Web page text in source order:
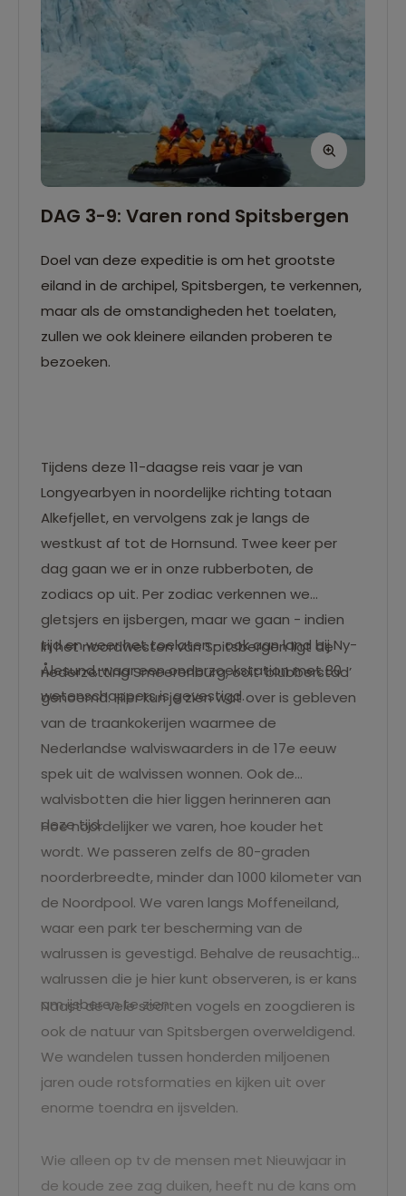
DAG 3-9: Varen rond Spitsbergen
Doel van deze expeditie is om het grootste
eiland in de archipel, Spitsbergen, te verkennen,
maar als de omstandigheden het toelaten,
zullen we ook kleinere eilanden proberen te
bezoeken.
Tijdens deze 11-daagse reis vaar je van
Longyearbyen in noordelijke richting totaan
Alkefjellet, en vervolgens zak je langs de
westkust af tot de Hornsund. Twee keer per
dag gaan we er in onze rubberboten, de
zodiacs op uit. Per zodiac verkennen we
gletsjers en ijsbergen, maar we gaan - indien
tijd en weer het toelaten - ook aan land bij Ny-
Ålesund, waar een onderzoekstation met 80
wetenschappers is gevestigd.
In het noordwesten van Spitsbergen ligt de
nederzetting Smeerenburg, ooit ‘blubberstad’
genoemd. Hier kun je zien wat over is gebleven
van de traankokerijen waarmee de
Nederlandse walviswaarders in de 17e eeuw
spek uit de walvissen wonnen. Ook de
walvisbotten die hier liggen herinneren aan
deze tijd.
Hoe noordelijker we varen, hoe kouder het
wordt. We passeren zelfs de 80-graden
noorderbreedte, minder dan 1000 kilometer van
de Noordpool. We varen langs Moffeneiland,
waar een park ter bescherming van de
walrussen is gevestigd. Behalve de reusachtige
walrussen die je hier kunt observeren, is er kans
om ijsberen te zien.
Naast de vele soorten vogels en zoogdieren is
ook de natuur van Spitsbergen overweldigend.
We wandelen tussen honderden miljoenen
jaren oude rotsformaties en kijken uit over
enorme toendra en ijsvelden.
Wie alleen op tv de mensen met Nieuwjaar in
de koude zee zag duiken, heeft nu de kans om